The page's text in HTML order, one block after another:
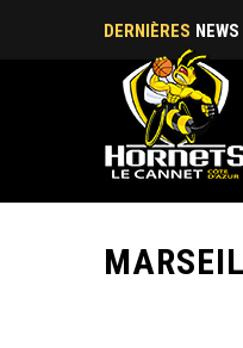
DERNIÈRES NEWS